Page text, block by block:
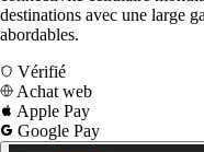
destinations avec une large
abordables.
Vérifié
Achat web
Apple Pay
Google Pay